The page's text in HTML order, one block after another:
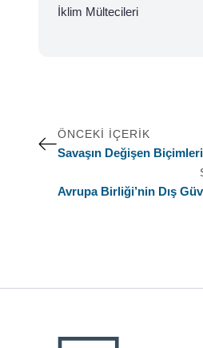
İklim Mültecileri
ÖNCEKI İÇERIK
Savaşın Değişen
Avrupa Birliği’nin Dış